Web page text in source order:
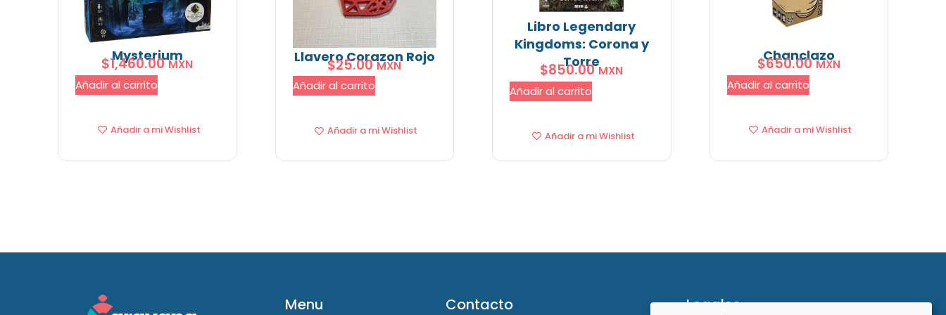
Mysterium
$1,460.00 MXN
Añadir al carrito
Añadir a mi Wishlist
Llavero Corazon Rojo
$25.00 MXN
Añadir al carrito
Añadir a mi Wishlist
Libro Legendary
Kingdoms: Corona y
Torre
$850.00 MXN
Añadir al carrito
Añadir a mi Wishlist
Chanclazo
$650.00 MXN
Añadir al carrito
Añadir a mi Wishlist
Menu Contacto Legales